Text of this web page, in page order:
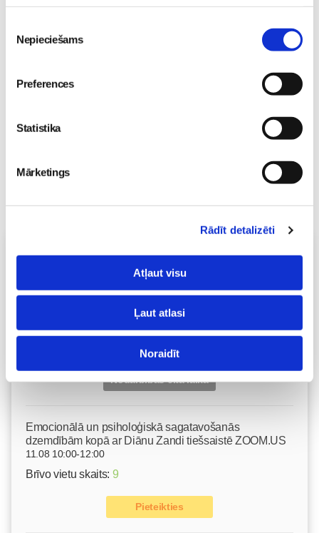
izvēle
Nepieciešams
Preferences
Statistika
Mārketings
Rādīt detalizēti
Atļaut visu
Ļaut atlasi
Noraidīt
Mazuļa pirmā pieredze
Grūtnieču masāža, pēcdzemdību masāža, ķermeņa
masāža Māmiņu klubā pie masāžas speciālistes Olgas
Nodarbības citā laikā
Emocionālā un psiholoģiskā sagatavošanās
dzemdībām kopā ar Diānu Zandi tiešsaistē ZOOM.US
11.08 10:00-12:00
Brīvo vietu skaits: 9
Pieteikties